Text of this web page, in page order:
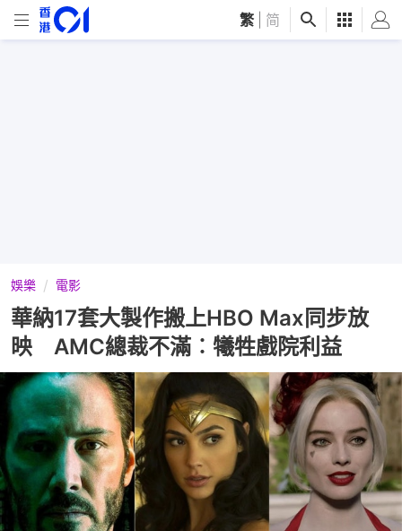
繁 简
娛樂 電影
華納17套大製作搬上HBO Max同步放
映 AMC總裁不滿︰犧牲戲院利益